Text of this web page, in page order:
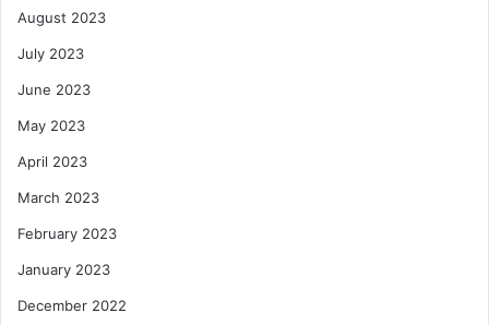
August 2023
July 2023
June 2023
May 2023
April 2023
March 2023
February 2023
January 2023
December 2022